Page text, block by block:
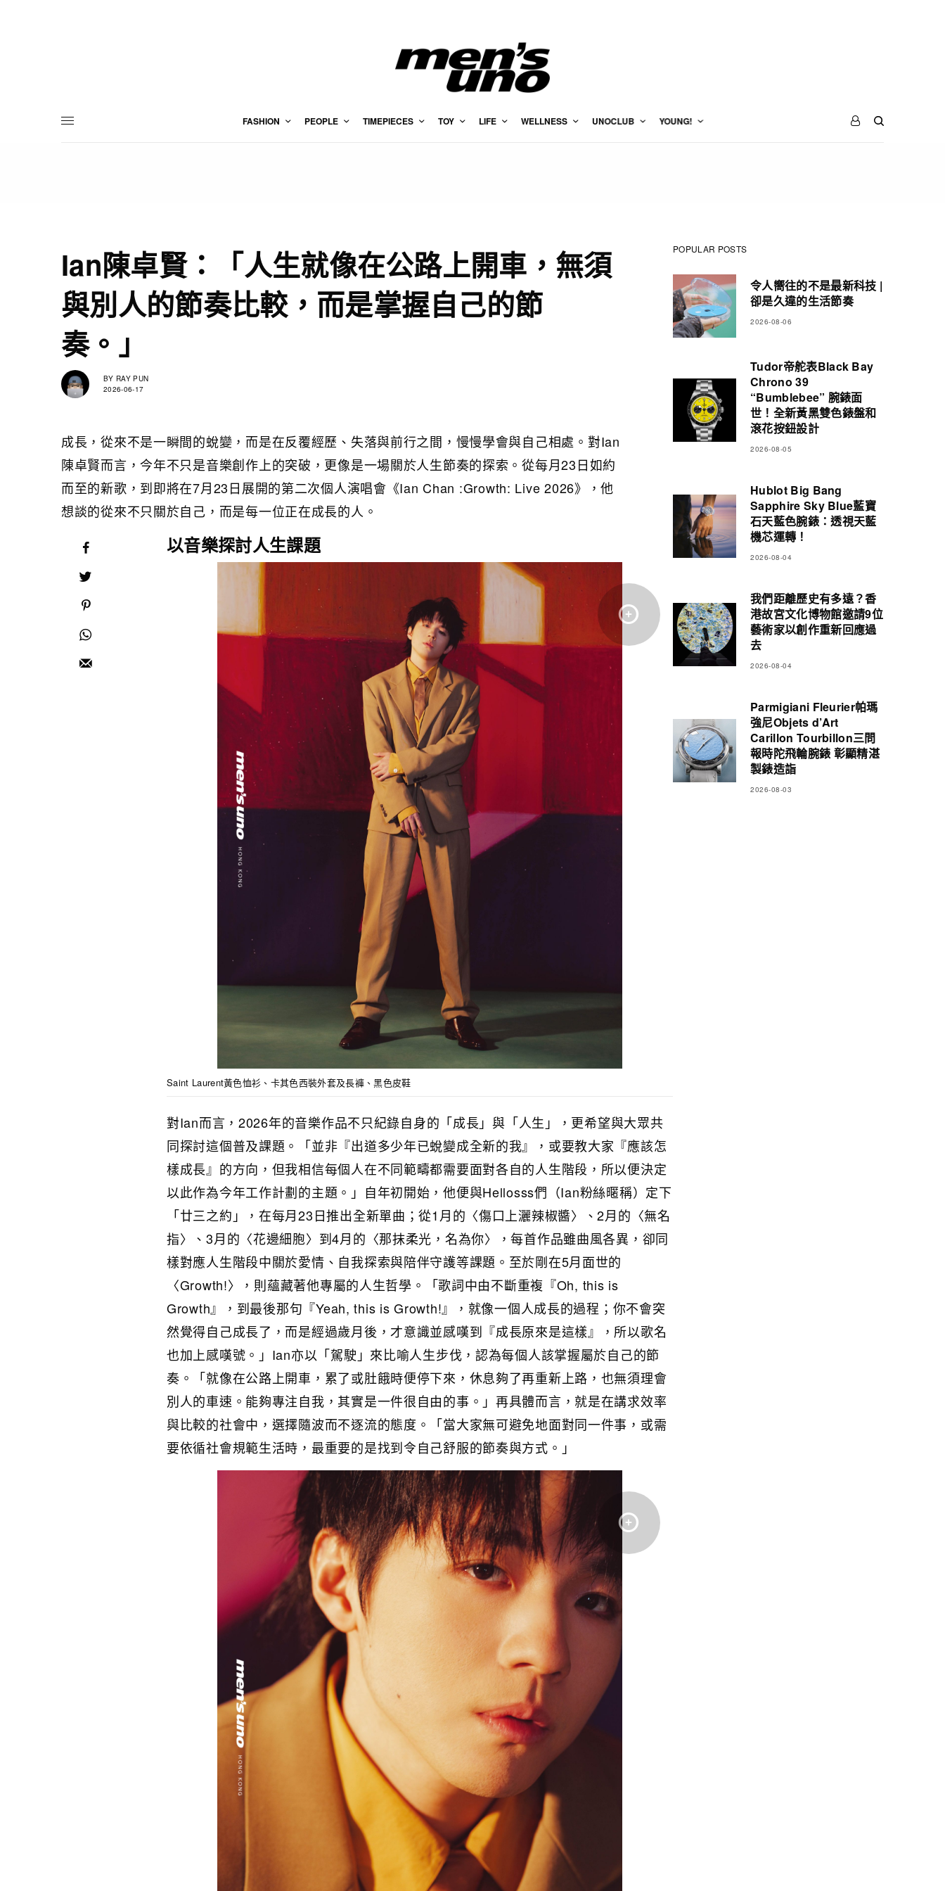
FASHION PEOPLE TIMEPIECES TOY LIFE WELLNESS UNOCLUB YOUNG!
Ian陳卓賢：「人生就像在公路上開車，無須
與別人的節奏比較，而是掌握自己的節
奏。」
BY RAY PUN
2026-06-17
成長，從來不是一瞬間的蛻變，而是在反覆經歷、失落與前行之間，慢慢學會與自己相處。對Ian
陳卓賢而言，今年不只是音樂創作上的突破，更像是一場關於人生節奏的探索。從每月23日如約
而至的新歌，到即將在7月23日展開的第二次個人演唱會《Ian Chan :Growth: Live 2026》，他
想談的從來不只關於自己，而是每一位正在成長的人。
以音樂探討人生課題
Saint Laurent黃色恤衫、卡其色西裝外套及長褲、黑色皮鞋
對Ian而言，2026年的音樂作品不只紀錄自身的「成長」與「人生」，更希望與大眾共
同探討這個普及課題。「並非『出道多少年已蛻變成全新的我』，或要教大家『應該怎
樣成長』的方向，但我相信每個人在不同範疇都需要面對各自的人生階段，所以便決定
以此作為今年工作計劃的主題。」自年初開始，他便與Hellosss們（Ian粉絲暱稱）定下
「廿三之約」，在每月23日推出全新單曲；從1月的〈傷口上灑辣椒醬〉、2月的〈無名
指〉、3月的〈花邊細胞〉到4月的〈那抹柔光，名為你〉，每首作品雖曲風各異，卻同
樣對應人生階段中關於愛情、自我探索與陪伴守護等課題。至於剛在5月面世的
〈Growth!〉，則蘊藏著他專屬的人生哲學。「歌詞中由不斷重複『Oh, this is
Growth』，到最後那句『Yeah, this is Growth!』，就像一個人成長的過程；你不會突
然覺得自己成長了，而是經過歲月後，才意識並感嘆到『成長原來是這樣』，所以歌名
也加上感嘆號。」Ian亦以「駕駛」來比喻人生步伐，認為每個人該掌握屬於自己的節
奏。「就像在公路上開車，累了或肚餓時便停下來，休息夠了再重新上路，也無須理會
別人的車速。能夠專注自我，其實是一件很自由的事。」再具體而言，就是在講求效率
與比較的社會中，選擇隨波而不逐流的態度。「當大家無可避免地面對同一件事，或需
要依循社會規範生活時，最重要的是找到令自己舒服的節奏與方式。」
POPULAR POSTS
令人嚮往的不是最新科技 |
卻是久違的生活節奏
2026-08-06
Tudor帝舵表Black Bay
Chrono 39
“Bumblebee” 腕錶面
世！全新黃黑雙色錶盤和
滾花按鈕設計
2026-08-05
Hublot Big Bang
Sapphire Sky Blue藍寶
石天藍色腕錶：透視天藍
機芯運轉！
2026-08-04
我們距離歷史有多遠？香
港故宮文化博物館邀請9位
藝術家以創作重新回應過
去
2026-08-04
Parmigiani Fleurier帕瑪
強尼Objets d’Art
Carillon Tourbillon三問
報時陀飛輪腕錶 彰顯精湛
製錶造詣
2026-08-03